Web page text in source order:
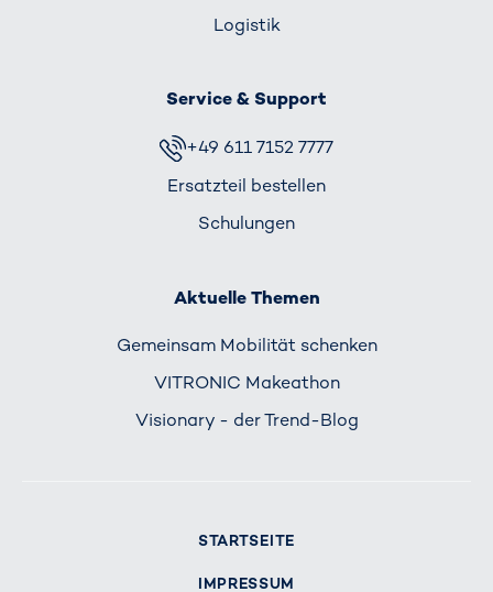
Logistik
Service & Support
+49 611 7152 7777
Ersatzteil bestellen
Schulungen
Aktuelle Themen
Gemeinsam Mobilität schenken
VITRONIC Makeathon
Visionary - der Trend-Blog
STARTSEITE
IMPRESSUM